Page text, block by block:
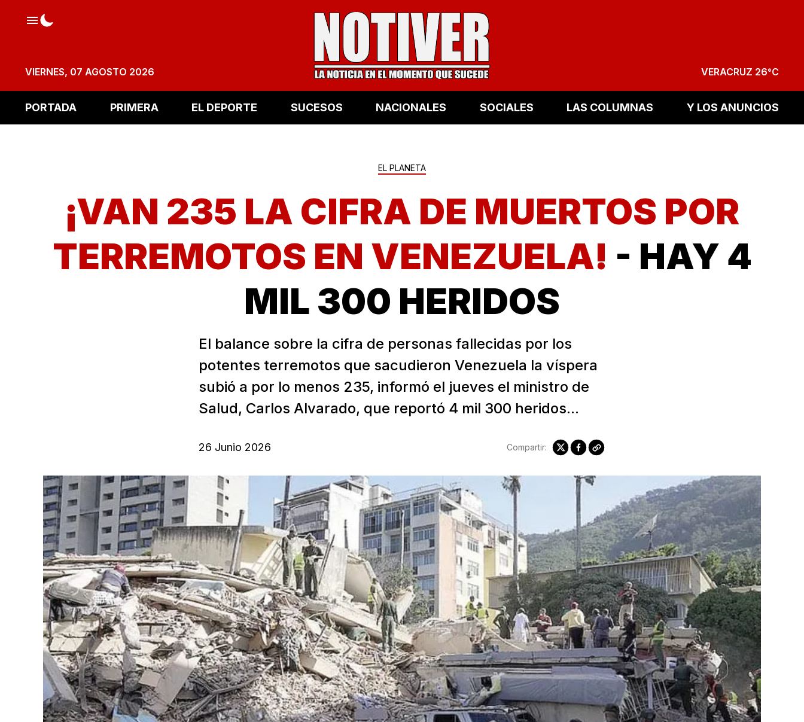
VIERNES, 07 AGOSTO 2026 VERACRUZ 26°C
PORTADA PRIMERA EL DEPORTE SUCESOS NACIONALES SOCIALES LAS COLUMNAS Y LOS ANUNCIOS
EL PLANETA
¡VAN 235 LA CIFRA DE MUERTOS POR
TERREMOTOS EN VENEZUELA! - HAY 4
MIL 300 HERIDOS
El balance sobre la cifra de personas fallecidas por los
potentes terremotos que sacudieron Venezuela la víspera
subió a por lo menos 235, informó el jueves el ministro de
Salud, Carlos Alvarado, que reportó 4 mil 300 heridos...
26 Junio 2026 Compartir: